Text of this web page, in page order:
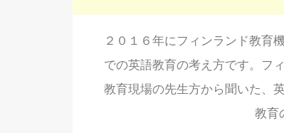
２０１６年にフィンランド教育
での英語教育の考え方です。フ
教育現場の先生方から聞いた、
教育